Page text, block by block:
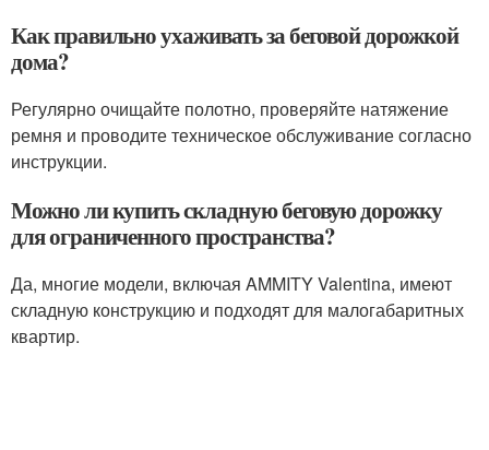
Как правильно ухаживать за беговой дорожкой
дома?
Регулярно очищайте полотно, проверяйте натяжение
ремня и проводите техническое обслуживание согласно
инструкции.
Можно ли купить складную беговую дорожку
для ограниченного пространства?
Да, многие модели, включая AMMITY Valentina, имеют
складную конструкцию и подходят для малогабаритных
квартир.